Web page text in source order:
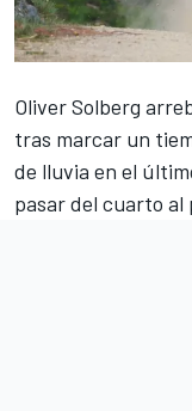
Oliver Solberg
tras marcar un
de lluvia en el
pasar del cuarto al